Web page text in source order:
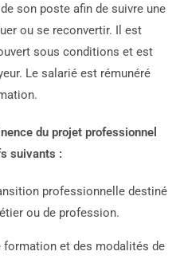
son poste afin de suivre une
ou se reconvertir. Il est
sous conditions et est
Le salarié est rémunéré
du projet professionnel
suivants :
professionnelle destiné
ou de profession.
formation et des modalités de